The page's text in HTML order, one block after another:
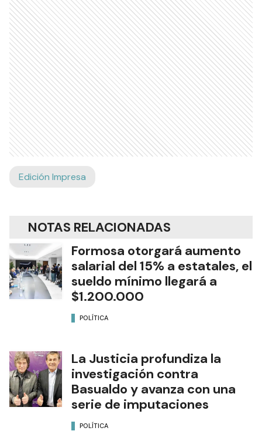
Edición Impresa
NOTAS RELACIONADAS
Formosa otorgará aumento
salarial del 15% a estatales, el
sueldo mínimo llegará a
$1.200.000
POLÍTICA
La Justicia profundiza la
investigación contra
Basualdo y avanza con una
serie de imputaciones
POLÍTICA